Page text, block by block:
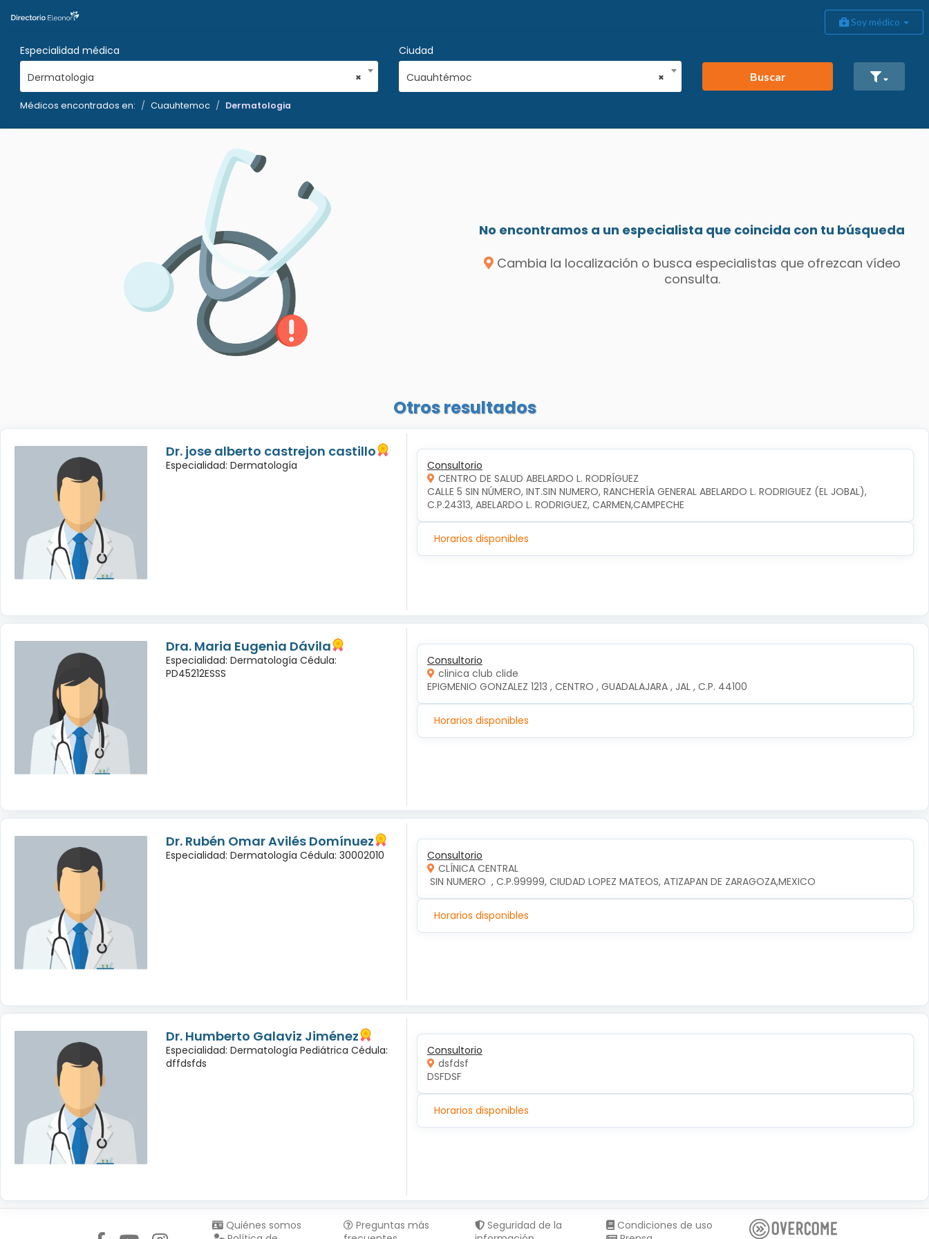
Soy médico
Especialidad médica
×
Dermatologia
Ciudad
×
Cuauhtémoc Buscar
Médicos encontrados en: Cuauhtemoc Dermatologia
No encontramos a un especialista que coincida con tu búsqueda
Cambia la localización o busca especialistas que ofrezcan vídeo
consulta.
Otros resultados
Dr. jose alberto castrejon castillo
Especialidad: Dermatología
Consultorio
CENTRO DE SALUD ABELARDO L. RODRÍGUEZ
CALLE 5 SIN NÚMERO, INT.SIN NUMERO, RANCHERÍA GENERAL ABELARDO L. RODRIGUEZ (EL JOBAL),
C.P.24313, ABELARDO L. RODRIGUEZ, CARMEN,CAMPECHE
Horarios disponibles
Dra. Maria Eugenia Dávila
Especialidad: Dermatología Cédula:
PD45212ESSS
Consultorio
clinica club clide
EPIGMENIO GONZALEZ 1213 , CENTRO , GUADALAJARA , JAL , C.P. 44100
Horarios disponibles
Dr. Rubén Omar Avilés Domínuez
Especialidad: Dermatología Cédula: 30002010
Consultorio
CLÍNICA CENTRAL
SIN NUMERO  , C.P.99999, CIUDAD LOPEZ MATEOS, ATIZAPAN DE ZARAGOZA,MEXICO
Horarios disponibles
Dr. Humberto Galaviz Jiménez
Especialidad: Dermatología Pediátrica Cédula:
dffdsfds
Consultorio
dsfdsf
DSFDSF
Horarios disponibles
Quiénes somos
Preguntas más
Seguridad de la
Condiciones de uso